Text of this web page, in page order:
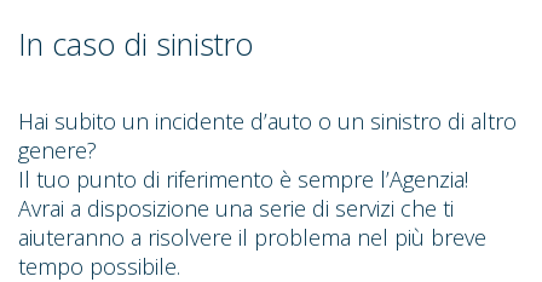
In caso di sinistro
Hai subito un incidente d’auto o un sinistro di altro
genere?
Il tuo punto di riferimento è sempre l’Agenzia!
Avrai a disposizione una serie di servizi che ti
aiuteranno a risolvere il problema nel più breve
tempo possibile.